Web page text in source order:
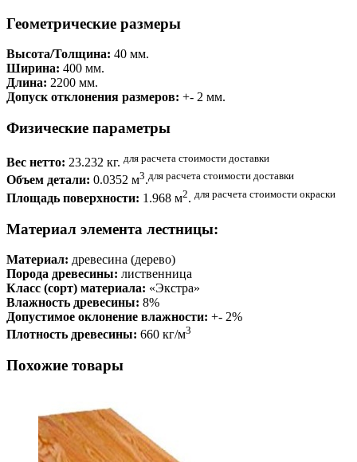
Геометрические размеры
Высота/Толщина: 40 мм.
Ширина: 400 мм.
Длина: 2200 мм.
Допуск отклонения размеров: +- 2 мм.
Физические параметры
Вес нетто: 23.232 кг. для расчета стоимости доставки
Объем детали: 0.0352 м3.для расчета стоимости доставки
Площадь поверхности: 1.968 м2. для расчета стоимости окраски
Материал элемента лестницы:
Материал: древесина (дерево)
Порода древесины: лиственница
Класс (сорт) материала: «Экстра»
Влажность древесины: 8%
Допустимое оклонение влажности: +- 2%
Плотность древесины: 660 кг/м3
Похожие товары